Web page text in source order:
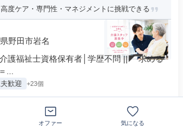
度ケア・専門性・マネジメントに挑戦できる
野田市岩名
護福祉士資格保有者│学歴不問 ||◤ 求める
...
歓迎 +23個
気になる
オファー 気になる